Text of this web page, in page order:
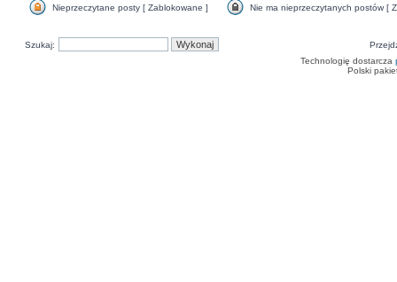
posty
ma
nieprzeczytanych
Zablokowane
Nieprzeczytane posty [ Zablokowane ]
Nie ma nieprzeczytanych postów [
Szukaj:
Technologię dostarcza
Polski